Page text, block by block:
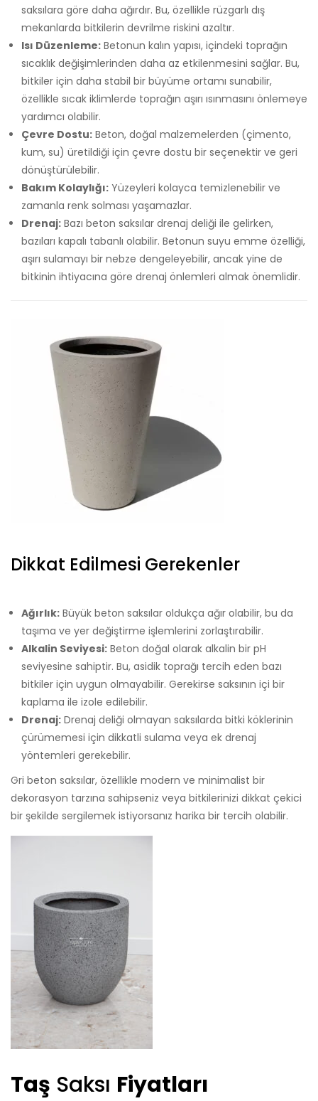
saksılara göre daha ağırdır. Bu, özellikle rüzgarlı dış
mekanlarda bitkilerin devrilme riskini azaltır.
Isı Düzenleme: Betonun kalın yapısı, içindeki toprağın
sıcaklık değişimlerinden daha az etkilenmesini sağlar. Bu,
bitkiler için daha stabil bir büyüme ortamı sunabilir,
özellikle sıcak iklimlerde toprağın aşırı ısınmasını önlemeye
yardımcı olabilir.
Çevre Dostu: Beton, doğal malzemelerden (çimento,
kum, su) üretildiği için çevre dostu bir seçenektir ve geri
dönüştürülebilir.
Bakım Kolaylığı: Yüzeyleri kolayca temizlenebilir ve
zamanla renk solması yaşamazlar.
Drenaj: Bazı beton saksılar drenaj deliği ile gelirken,
bazıları kapalı tabanlı olabilir. Betonun suyu emme özelliği,
aşırı sulamayı bir nebze dengeleyebilir, ancak yine de
bitkinin ihtiyacına göre drenaj önlemleri almak önemlidir.
Dikkat Edilmesi Gerekenler
Ağırlık: Büyük beton saksılar oldukça ağır olabilir, bu da
taşıma ve yer değiştirme işlemlerini zorlaştırabilir.
Alkalin Seviyesi: Beton doğal olarak alkalin bir pH
seviyesine sahiptir. Bu, asidik toprağı tercih eden bazı
bitkiler için uygun olmayabilir. Gerekirse saksının içi bir
kaplama ile izole edilebilir.
Drenaj: Drenaj deliği olmayan saksılarda bitki köklerinin
çürümemesi için dikkatli sulama veya ek drenaj
yöntemleri gerekebilir.
Gri beton saksılar, özellikle modern ve minimalist bir
dekorasyon tarzına sahipseniz veya bitkilerinizi dikkat çekici
bir şekilde sergilemek istiyorsanız harika bir tercih olabilir.
Taş Saksı Fiyatları